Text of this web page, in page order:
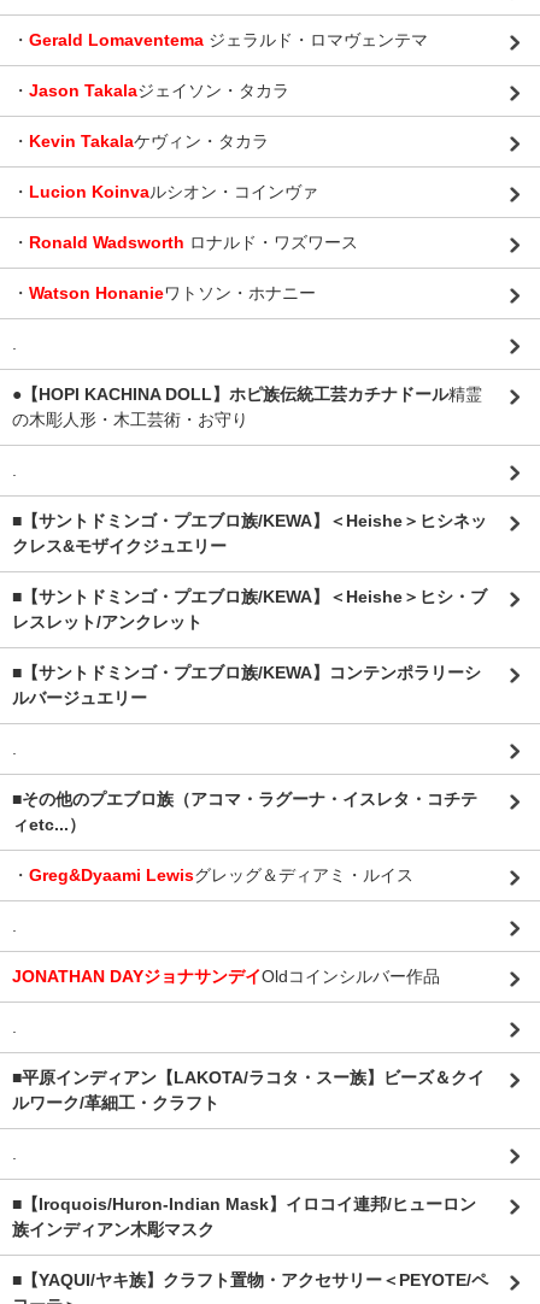
・ Gerald Lomaventema ジェラルド・ロマヴェンテマ
・ Jason Takalaジェイソン・タカラ
・ Kevin Takalaケヴィン・タカラ
・ Lucion Koinvaルシオン・コインヴァ
・ Ronald Wadsworth ロナルド・ワズワース
・ Watson Honanieワトソン・ホナニー
●【HOPI KACHINA DOLL】ホピ族伝統工芸カチナドール精霊
の木彫人形・木工芸術・お守り
■【サントドミンゴ・プエブロ族/KEWA】＜Heishe＞ヒシネッ
クレス&モザイクジュエリー
■【サントドミンゴ・プエブロ族/KEWA】＜Heishe＞ヒシ・ブ
レスレット/アンクレット
■【サントドミンゴ・プエブロ族/KEWA】コンテンポラリーシ
ルバージュエリー
■その他のプエブロ族（アコマ・ラグーナ・イスレタ・コチテ
ィetc...）
・ Greg&Dyaami Lewisグレッグ＆ディアミ・ルイス
JONATHAN DAYジョナサンデイOldコインシルバー作品
■平原インディアン【LAKOTA/ラコタ・スー族】ビーズ＆クイ
ルワーク/革細工・クラフト
■【Iroquois/Huron-Indian Mask】イロコイ連邦/ヒューロン
族インディアン木彫マスク
■【YAQUI/ヤキ族】クラフト置物・アクセサリー＜PEYOTE/ペ